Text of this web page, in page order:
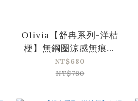
Olivia【舒冉系列-洋桔
梗】無鋼圈涼感無痕緹
花包覆內衣-抹茶綠
NT$680
NT$780